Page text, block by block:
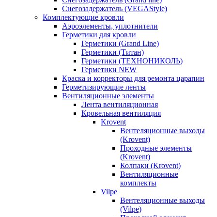
Снегозадержатель (VEGAStyle)
Комплектующие кровли
Аэроэлементы, уплотнители
Герметики для кровли
Герметики (Grand Line)
Герметики (Титан)
Герметики (ТЕХНОНИКОЛЬ)
Герметики NEW
Краска и корректоры для ремонта царапин
Герметизирующие ленты
Вентиляционные элементы
Лента вентиляционная
Кровельная вентиляция
Krovent
Вентеляционные выходы
(Krovent)
Проходные элементы
(Krovent)
Колпаки (Krovent)
Вентиляционные
комплекты
Vilpe
Вентеляционные выходы
(Vilpe)